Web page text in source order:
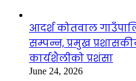
आदर्श कोतवाल
सम्पन्न, प्रमुख
कार्यशैलीको प्रशंसा
June 24, 2026